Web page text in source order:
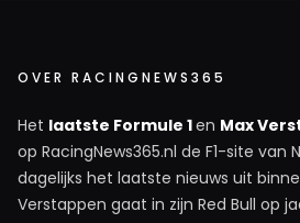
OVER RACINGNEWS365
Het laatste Formule 1en Max
op RacingNews365.nl de F1-site van
dagelijks het laatste nieuws uit
Verstappen gaat in zijn Red Bull op